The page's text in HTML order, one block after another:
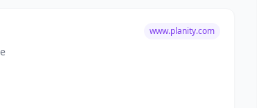
www.planity.com